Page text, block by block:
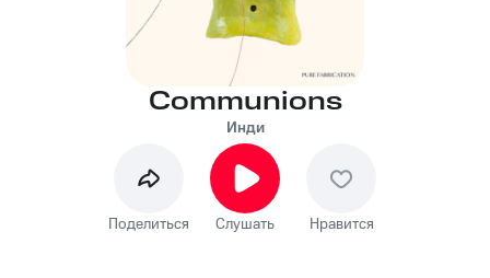
Communions
Инди
Поделиться Слушать Нравится